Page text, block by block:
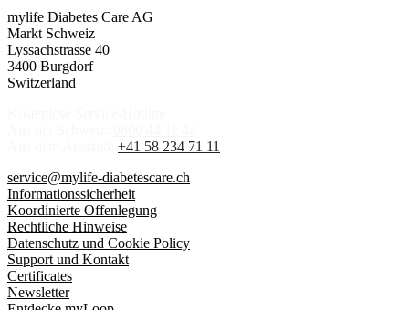
mylife Diabetes Care AG
Markt Schweiz
Lyssachstrasse 40
3400 Burgdorf
Switzerland
+41 58 234 71 11
service@mylife-diabetescare.ch
Informationssicherheit
Koordinierte Offenlegung
Rechtliche Hinweise
Datenschutz und Cookie Policy
Support und Kontakt
Certificates
Newsletter